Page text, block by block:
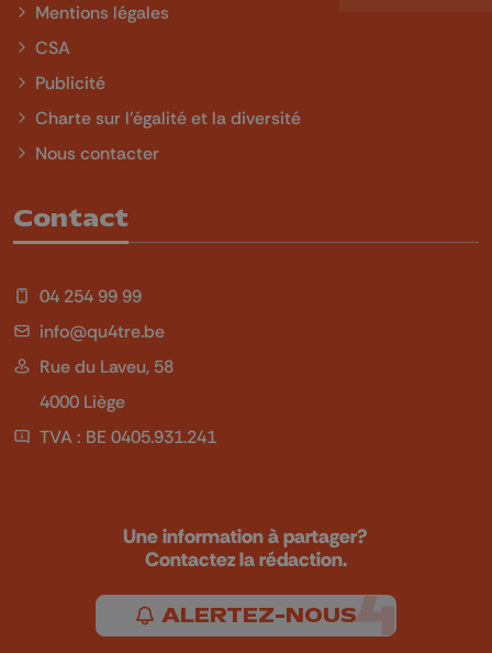
Mentions légales
CSA
Publicité
Charte sur l'égalité et la diversité
Nous contacter
Contact
04 254 99 99
info@qu4tre.be
Rue du Laveu, 58
4000 Liège
TVA : BE 0405.931.241
Une information à partager?
Contactez la rédaction.
ALERTEZ-NOUS